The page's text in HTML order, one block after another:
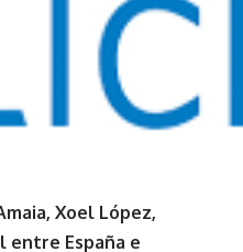
Xoel López,
entre España e